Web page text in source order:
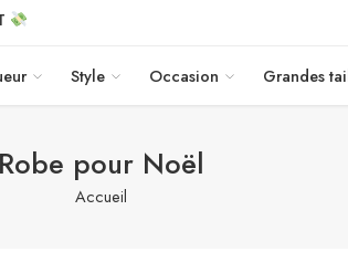
Style Occasion Grandes
Robe pour Noël
Accueil